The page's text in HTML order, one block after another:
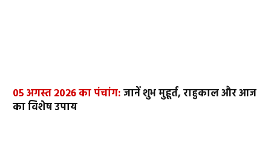
05 अगस्त 2026 का पंचांग:जानें शुभ मुहूर्त, राहुकाल और आज
का विशेष उपाय